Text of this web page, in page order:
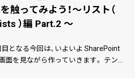
触ってみよう！～リスト（
）編 Part.2 ～
となる今回は、いよいよ SharePoint
面を見ながら作っていきます。 テン